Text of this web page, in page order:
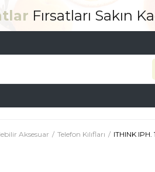
Fırsatları Sakın
Aksesuar Telefon Kılıfları ITHINK